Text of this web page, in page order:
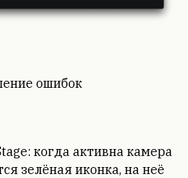
ошибок
когда активна камера
зелёная иконка, на неё